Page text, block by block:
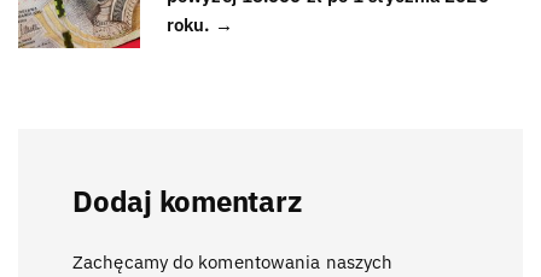
roku. →
Dodaj komentarz
Zachęcamy do komentowania naszych